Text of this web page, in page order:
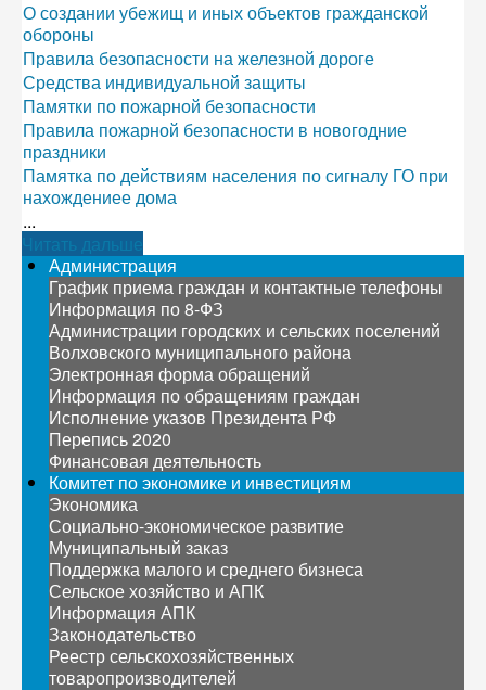
О создании убежищ и иных объектов гражданской
обороны
Правила безопасности на железной дороге
Средства индивидуальной защиты
Памятки по пожарной безопасности
Правила пожарной безопасности в новогодние
праздники
Памятка по действиям населения по сигналу ГО при
нахождениее дома
...
Читать дальше
Администрация
График приема граждан и контактные телефоны
Информация по 8-ФЗ
Администрации городских и сельских поселений
Волховского муниципального района
Электронная форма обращений
Информация по обращениям граждан
Исполнение указов Президента РФ
Перепись 2020
Финансовая деятельность
Комитет по экономике и инвестициям
Экономика
Социально-экономическое развитие
Муниципальный заказ
Поддержка малого и среднего бизнеса
Сельское хозяйство и АПК
Информация АПК
Законодательство
Реестр сельскохозяйственных
товаропроизводителей